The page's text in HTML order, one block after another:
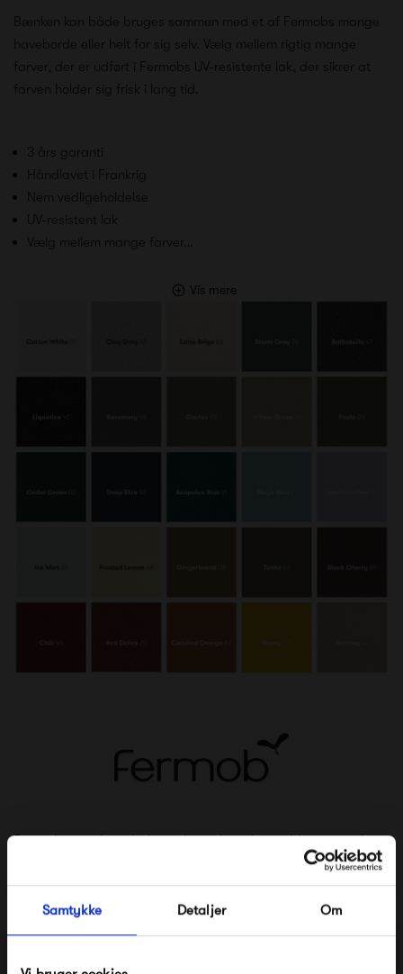
Samtykke Detaljer Om
Bænken kan både bruges sammen med et af Fermobs mange
haveborde eller helt for sig selv. Vælg mellem rigtig mange
farver, der er udført i Fermobs UV-resistente lak, der sikrer at
farven holder sig frisk i lang tid.
3 års garanti
Håndlavet i Frankrig
Nem vedligeholdelse
UV-resistent lak
Vælg mellem mange farver…
Vis mere
Fermob er et fransk designhus, der i dag er blevet en af
verdens største producenter af havemøbler i godt design